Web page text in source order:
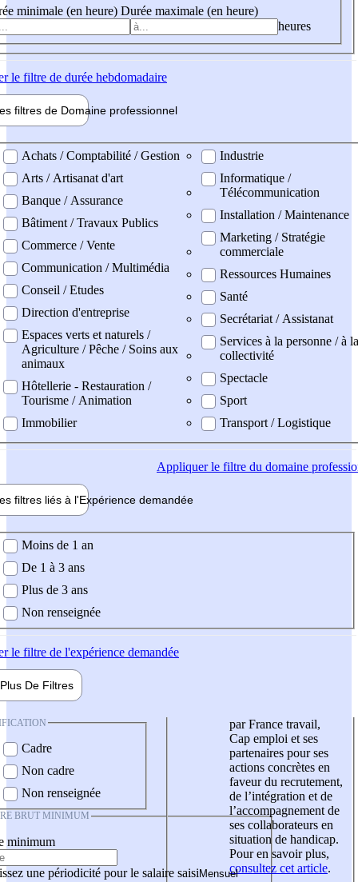
minimale (en heure) Durée maximale (en heure)
heures
le filtre de durée hebdomadaire
filtres de Domaine professionnel
professionel
Achats / Comptabilité / Gestion
Arts / Artisanat d'art
Banque / Assurance
Bâtiment / Travaux Publics
Commerce / Vente
Communication / Multimédia
Conseil / Etudes
Direction d'entreprise
Espaces verts et naturels /
Agriculture / Pêche / Soins aux
animaux
Hôtellerie - Restauration /
Tourisme / Animation
Immobilier
Industrie
Informatique /
Télécommunication
Installation / Maintenance
Marketing / Stratégie
commerciale
Ressources Humaines
Santé
Secrétariat / Assistanat
Services à la personne / à la
collectivité
Spectacle
Sport
Transport / Logistique
Appliquerle filtre du domaine
filtres liés à l'Expérience demandée
demandée
Moins de 1 an
De 1 à 3 ans
Plus de 3 ans
Non renseignée
le filtre de l'expérience demandée
Plus De Filtres
Cadre
Non cadre
Non renseignée
BRUT MINIMUM
minimum
une périodicité pour le salaire saisi
par France travail,
Cap emploi et ses
partenaires pour ses
actions concrètes en
faveur du recrutement,
de l’intégration et de
l’accompagnement de
ses collaborateurs en
situation de handicap.
Pour en savoir plus,
consultez cet article.